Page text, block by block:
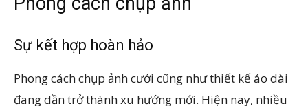
Sự kết hợp hoàn hảo
Phong cách chụp ảnh cưới cũng như thiết kế áo dài
đang dần trở thành xu hướng mới. Hiện nay, nhiều